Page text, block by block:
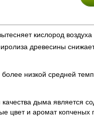
кислород
древесины
низкой средней
дыма является
цвет и аромат копченых